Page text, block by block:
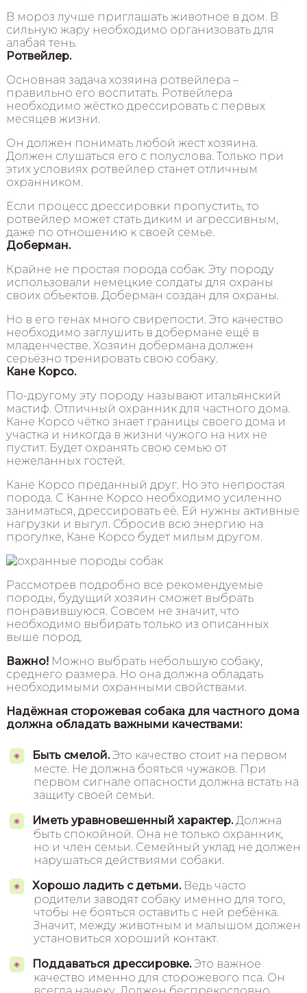
В мороз лучше приглашать животное в дом. В
сильную жару необходимо организовать для
алабая тень.
Ротвейлер.
Основная задача хозяина ротвейлера –
правильно его воспитать. Ротвейлера
необходимо жёстко дрессировать с первых
месяцев жизни.
Он должен понимать любой жест хозяина.
Должен слушаться его с полуслова. Только при
этих условиях ротвейлер станет отличным
охранником.
Если процесс дрессировки пропустить, то
ротвейлер может стать диким и агрессивным,
даже по отношению к своей семье.
Доберман.
Крайне не простая порода собак. Эту породу
использовали немецкие солдаты для охраны
своих объектов. Доберман создан для охраны.
Но в его генах много свирепости. Это качество
необходимо заглушить в добермане ещё в
младенчестве. Хозяин добермана должен
серьёзно тренировать свою собаку.
Кане Корсо.
По-другому эту породу называют итальянский
мастиф. Отличный охранник для частного дома.
Кане Корсо чётко знает границы своего дома и
участка и никогда в жизни чужого на них не
пустит. Будет охранять свою семью от
нежеланных гостей.
Кане Корсо преданный друг. Но это непростая
порода. С Канне Корсо необходимо усиленно
заниматься, дрессировать её. Ей нужны активные
нагрузки и выгул. Сбросив всю энергию на
прогулке, Кане Корсо будет милым другом.
Рассмотрев подробно все рекомендуемые
породы, будущий хозяин сможет выбрать
понравившуюся. Совсем не значит, что
необходимо выбирать только из описанных
выше пород.
Важно!Можно выбрать небольшую собаку,
среднего размера. Но она должна обладать
необходимыми охранными свойствами.
Надёжная сторожевая собака для частного дома
должна обладать важными качествами:
Быть смелой.Это качество стоит на первом
месте. Не должна бояться чужаков. При
первом сигнале опасности должна встать на
защиту своей семьи.
Иметь уравновешенный характер.Должна
быть спокойной. Она не только охранник,
но и член семьи. Семейный уклад не должен
нарушаться действиями собаки.
Хорошо ладить с детьми.Ведь часто
родители заводят собаку именно для того,
чтобы не бояться оставить с ней ребёнка.
Значит, между животным и малышом должен
установиться хороший контакт.
Поддаваться дрессировке.Это важное
качество именно для сторожевого пса. Он